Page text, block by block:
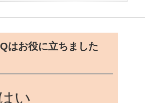
はお役に立ちました
い